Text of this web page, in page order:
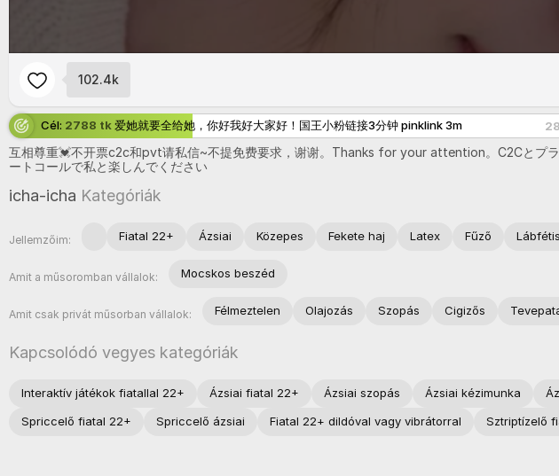
102.4k
Cél: 2788 tk 爱她就要全给她，你好我好大家好！国王小粉链接3分钟 pinklink 3m
互相尊重💓不开票c2c和pvt请私信~不提免费​要求，谢谢。 Thanks for your attention。 C​2Cとプ
ートコールで私と楽しんでください
icha-icha Kategóriák
Jellemzőim: Fiatal 22+ Ázsiai Közepes Fekete haj Latex Fűző Lábfétis
Amit a műsoromban vállalok: Mocskos beszéd
Amit csak privát műsorban vállalok: Félmeztelen Olajozás Szopás Cigizős
Kapcsolódó vegyes kategóriák
Interaktív játékok fiatallal 22+ Ázsiai fiatal 22+ Ázsiai szopás Ázsiai kézimunka
Spriccelő fiatal 22+
Spriccelő ázsiai Fiatal 22+ dildóval vagy vibrátorral Sztriptízelő